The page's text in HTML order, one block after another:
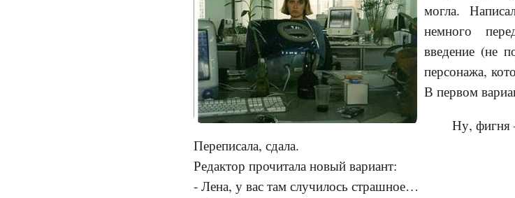
могла.
немного
введение (не
персонажа,
В первом
Ну, фигня
Переписала, сдала.
Редактор прочитала новый вариант:
- Лена, у вас там случилось страшное…